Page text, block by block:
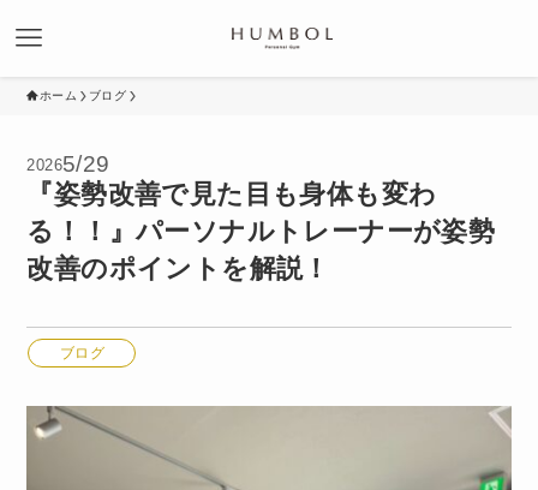
ホーム ブログ
『姿勢改善で見た目も身体も変わ
る！！』パーソナルトレーナーが姿勢
改善のポイントを解説！
20265/29
ブログ